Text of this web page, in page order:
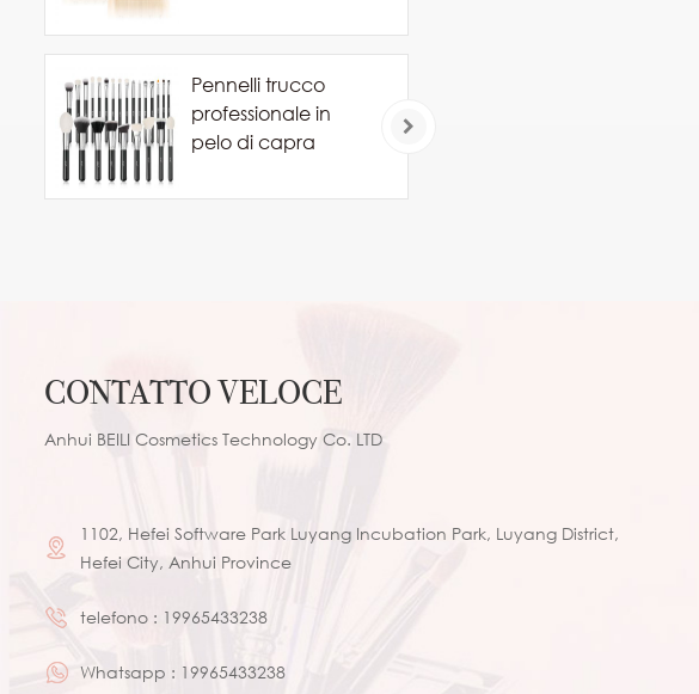
Pennelli trucco
professionale in
pelo di capra
CONTATTO VELOCE
Anhui BEILI Cosmetics Technology Co. LTD
1102, Hefei Software Park Luyang Incubation Park, Luyang District,
Hefei City, Anhui Province
telefono : 19965433238
Whatsapp : 19965433238